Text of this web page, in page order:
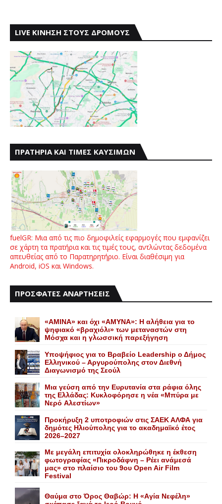
LIVE ΚΙΝΗΣΗ ΣΤΟΥΣ ΔΡΟΜΟΥΣ
ΠΡΑΤΗΡΙΑ ΚΑΙ ΤΙΜΕΣ ΚΑΥΣΙΜΩΝ
fuelGR: Μια από τις πιο δημοφιλείς εφαρμογές που εμφανίζει
σε χάρτη τα πρατήρια και τις τιμές τους, αντλώντας δεδομένα
απευθείας από το Παρατηρητήριο. Είναι διαθέσιμη για
Android, iOS και Windows.
ΠΡΟΣΦΑΤΕΣ ΑΝΑΡΤΗΣΕΙΣ
«AMINA» και όχι «ΑΜΥΝΑ»: Η αλήθεια για το
ψηφιακό «βραχιόλι» των μεταναστών στη
Μόσχα και η γλωσσική παρεξήγηση
Yποψήφιος για το Bραβείο Leadership ο Δήμος
Ελληνικού – Αργυρούπολης στον Διεθνή
Διαγωνισμό της Σεούλ
Mια γεύση από την Eυρυτανία στα ράφια όλης
της Ελλάδας: Κυκλοφόρησε η νέα «Μπύρα με
Nερό Aλεστίων»
Προκήρυξη 2 υποτροφιών στις ΣΑΕΚ ΑΛΦΑ για
δημότες Ηλιούπολης για το ακαδημαϊκό έτος
2026–2027
Με μεγάλη επιτυχία ολοκληρώθηκε η έκθεση
φωτογραφίας «Πικροδάφνη – Ρέει ανάμεσά
μας» στο πλαίσιο του 9ου Open Air Film
Festival
Θαύμα στο Όρος Θαβώρ: H «Aγία Nεφέλη»